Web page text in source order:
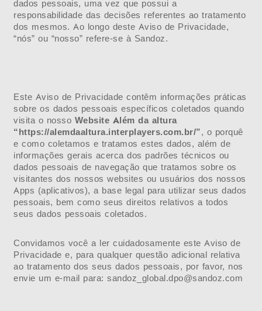
dados pessoais, uma vez que possui a
responsabilidade das decisões referentes ao tratamento
dos mesmos. Ao longo deste Aviso de Privacidade,
“nós” ou “nosso” refere-se à Sandoz.
Este Aviso de Privacidade contêm informações práticas
sobre os dados pessoais específicos coletados quando
visita o nosso Website Além da altura
“https://alemdaaltura.interplayers.com.br/”, o porquê
e como coletamos e tratamos estes dados, além de
informações gerais acerca dos padrões técnicos ou
dados pessoais de navegação que tratamos sobre os
visitantes dos nossos websites ou usuários dos nossos
Apps (aplicativos), a base legal para utilizar seus dados
pessoais, bem como seus direitos relativos a todos
seus dados pessoais coletados.
Convidamos você a ler cuidadosamente este Aviso de
Privacidade e, para qualquer questão adicional relativa
ao tratamento dos seus dados pessoais, por favor, nos
envie um e-mail para:sandoz_global.dpo@sandoz.com